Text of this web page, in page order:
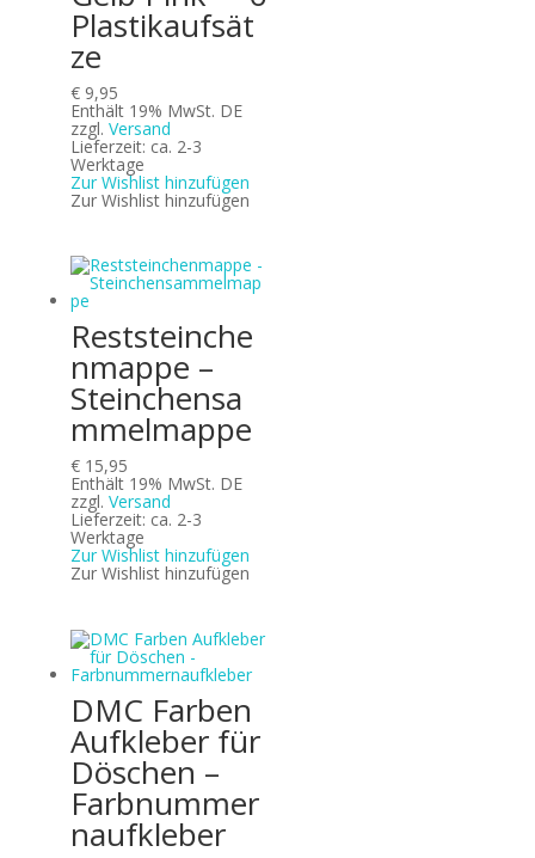
Plastikaufsät
ze
€9,95
Enthält 19% MwSt. DE
zzgl. Versand
Lieferzeit: ca. 2-3
Werktage
Zur Wishlist hinzufügen
Zur Wishlist hinzufügen
Reststeinche
nmappe –
Steinchensa
mmelmappe
€15,95
Enthält 19% MwSt. DE
zzgl. Versand
Lieferzeit: ca. 2-3
Werktage
Zur Wishlist hinzufügen
Zur Wishlist hinzufügen
DMC Farben
Aufkleber für
Döschen –
Farbnummer
naufkleber